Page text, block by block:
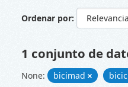
Ordenar por
1 conjunto de
None: bicimad